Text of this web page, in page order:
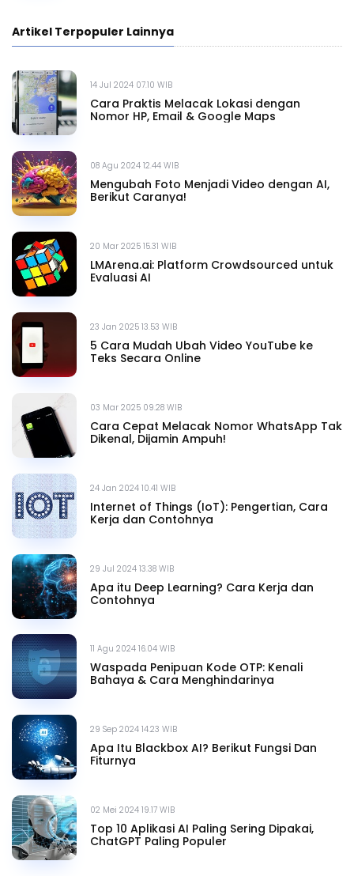
Artikel Terpopuler Lainnya
14 Jul 2024 07.10 WIB
Cara Praktis Melacak Lokasi dengan
Nomor HP, Email & Google Maps
08 Agu 2024 12.44 WIB
Mengubah Foto Menjadi Video dengan AI,
Berikut Caranya!
20 Mar 2025 15.31 WIB
LMArena.ai: Platform Crowdsourced untuk
Evaluasi AI
23 Jan 2025 13.53 WIB
5 Cara Mudah Ubah Video YouTube ke
Teks Secara Online
03 Mar 2025 09.28 WIB
Cara Cepat Melacak Nomor WhatsApp Tak
Dikenal, Dijamin Ampuh!
24 Jan 2024 10.41 WIB
Internet of Things (IoT): Pengertian, Cara
Kerja dan Contohnya
29 Jul 2024 13.38 WIB
Apa itu Deep Learning? Cara Kerja dan
Contohnya
11 Agu 2024 16.04 WIB
Waspada Penipuan Kode OTP: Kenali
Bahaya & Cara Menghindarinya
29 Sep 2024 14.23 WIB
Apa Itu Blackbox AI? Berikut Fungsi Dan
Fiturnya
02 Mei 2024 19.17 WIB
Top 10 Aplikasi AI Paling Sering Dipakai,
ChatGPT Paling Populer